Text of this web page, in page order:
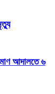
আদালতে ৬